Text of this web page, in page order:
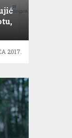
2017.